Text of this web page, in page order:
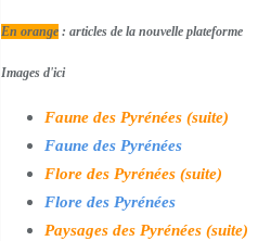
En orange : articles de la nouvelle plateforme
Images d'ici
Faune des Pyrénées (suite)
Faune des Pyrénées
Flore des Pyrénées (suite)
Flore des Pyrénées
Paysages des Pyrénées (suite)